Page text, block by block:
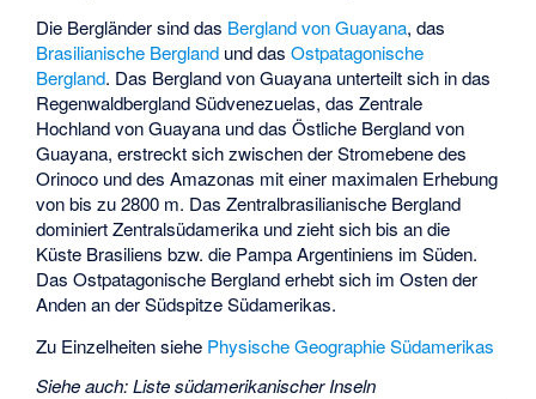
Die Bergländer sind das Bergland von Guayana, das
Brasilianische Bergland und dasOstpatagonische
Bergland. Das Bergland von Guayana unterteilt sich in das
Regenwaldbergland Südvenezuelas, das Zentrale
Hochland von Guayana und das Östliche Bergland von
Guayana, erstreckt sich zwischen der Stromebene des
Orinoco und des Amazonas mit einer maximalen Erhebung
von bis zu 2800 m. Das Zentralbrasilianische Bergland
dominiert Zentralsüdamerika und zieht sich bis an die
Küste Brasiliens bzw. die Pampa Argentiniens im Süden.
Das Ostpatagonische Bergland erhebt sich im Osten der
Anden an der Südspitze Südamerikas.
Zu Einzelheiten siehe Physische Geographie Südamerikas
Siehe auch:Liste südamerikanischer Inseln